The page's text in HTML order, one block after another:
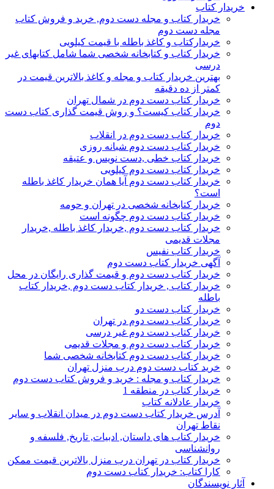
خریدار کتاب
خریدار کتاب و مجله دست دوم, خرید و فروش کتاب
مجله دست دوم
خریدارکتاب و کاغذ باطله با قیمت کیلویی
خریدار کتاب و کتابخانه شخصی شما شامل کتابهای غیر
درسی
بهترین خریدار کتاب و مجله و کاغذ بالاترین قیمت در
کمتر از ده دقیقه
خریدار کتاب دست دوم در شمال تهران
خریدار کتاب کیست؟ و روش قیمت گذاری کتاب دست
دوم
خریدار کتاب دست دوم در انقلاب
خریدار کتاب دست دوم شبانه روزی
خریدار کتاب خطی ,دست نویس و عتیقه
خریدار کتاب دست دوم کیلویی
خریدار کتاب دست دوم آیا همان خریدار کاغذ باطله
است؟
خریدار کتابخانه شخصی در تهران و حومه
خریدار کتاب دست دوم چگونه است
خریدار کتاب دست دوم ,خریدار کاغذ باطله ,خریدار
مجلات قدیمی
خریدار کتاب نفیس
آگهی خریدار کتاب دست دوم
خریدار کتاب دست دوم و قیمت گذاری رایگان در محل
خریدار کتاب , خریدار کتاب دست دوم ,خریدار کتاب
باطله
خریدار کتاب دست دو
خریدار کتاب دست دوم در تهران
خریدار کتاب دست دوم غیر درسی
خریدار کتاب دست دوم و مجلات قدیمی
خریدار کتاب دست دوم کتابخانه شخصی شما
خرید کتاب دست دوم درب منزل تهران
خریدار کتاب و مجله : خرید و فروش کتاب دست دوم
خریدار کتاب در منطقه 1
خریدار عادلانه کتاب
آدرس خریدار کتاب دست دوم در میدان انقلاب و سایر
نقاط تهران
خریدار کتاب های داستان, ادبیات, تاریخ, فلسفه و
روانشناسی
خریدار کتاب در تهران درب منزل بالاترین قیمت ممکن
کارا کتاب: خریدار کتاب دست دوم
آثار نویسندگان